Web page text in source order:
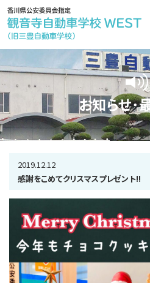
お知らせ･
2019.12.12
感謝をこめてクリスマスプレゼント!!